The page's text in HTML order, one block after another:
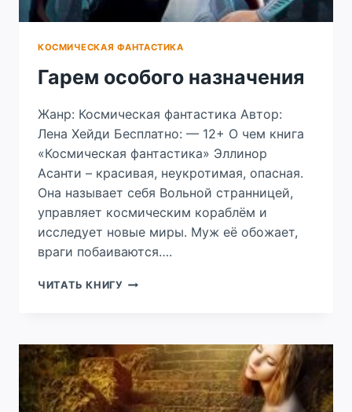
КОСМИЧЕСКАЯ ФАНТАСТИКА
Гарем особого назначения
Жанр: Космическая фантастика Автор:
Лена Хейди Бесплатно: — 12+ О чем книга
«Космическая фантастика» Эллинор
Асанти – красивая, неукротимая, опасная.
Она называет себя Вольной странницей,
управляет космическим кораблём и
исследует новые миры. Муж её обожает,
враги побаиваются….
ЧИТАТЬ КНИГУ ГАРЕМ